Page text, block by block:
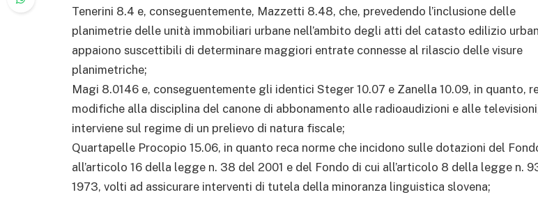
Tenerini 8.4 e, conseguentemente, Mazzetti 8.48, che, prevedendo l’inclusione delle
planimetrie delle unità immobiliari urbane nell’ambito degli atti del catasto edilizio
appaiono suscettibili di determinare maggiori entrate connesse al rilascio delle visure
planimetriche;
Magi 8.0146 e, conseguentemente gli identici Steger 10.07 e Zanella 10.09, in quanto,
modifiche alla disciplina del canone di abbonamento alle radioaudizioni e alle
interviene sul regime di un prelievo di natura fiscale;
Quartapelle Procopio 15.06, in quanto reca norme che incidono sulle dotazioni del
all’articolo 16 della legge n. 38 del 2001 e del Fondo di cui all’articolo 8 della legge n.
1973, volti ad assicurare interventi di tutela della minoranza linguistica slovena;